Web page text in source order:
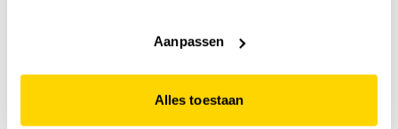
website niet optimaal functioneert.
Aanpassen
Alles toestaan